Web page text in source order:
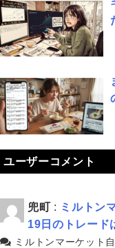
ユーザーコメント
兜町 : ミルトン
19日のトレード
ミルトンマーケット